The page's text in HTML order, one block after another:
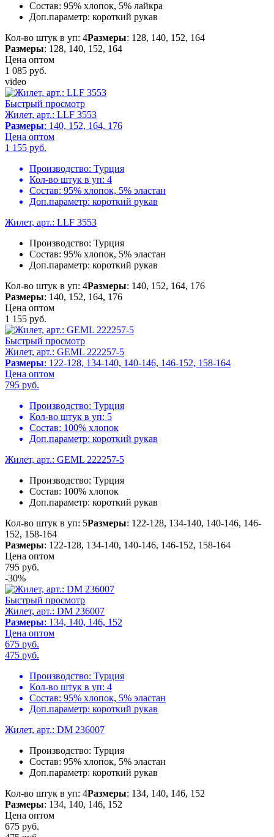
Состав: 95% хлопок, 5% лайкра
Доп.параметр: короткий рукав
Кол-во штук в уп: 4Размеры: 128, 140, 152, 164
Размеры: 128, 140, 152, 164
Цена оптом
1 085 руб.
video
Быстрый просмотр
Жилет, арт.: LLF 3553
Размеры: 140, 152, 164, 176
Цена оптом
1 155 руб.
Производство: Турция
Кол-во штук в уп: 4
Состав: 95% хлопок, 5% эластан
Доп.параметр: короткий рукав
Жилет, арт.: LLF 3553
Производство: Турция
Состав: 95% хлопок, 5% эластан
Доп.параметр: короткий рукав
Кол-во штук в уп: 4Размеры: 140, 152, 164, 176
Размеры: 140, 152, 164, 176
Цена оптом
1 155 руб.
Быстрый просмотр
Жилет, арт.: GEML 222257-5
Размеры: 122-128, 134-140, 140-146, 146-152, 158-164
Цена оптом
795 руб.
Производство: Турция
Кол-во штук в уп: 5
Состав: 100% хлопок
Доп.параметр: короткий рукав
Жилет, арт.: GEML 222257-5
Производство: Турция
Состав: 100% хлопок
Доп.параметр: короткий рукав
Кол-во штук в уп: 5Размеры: 122-128, 134-140, 140-146, 146-
152, 158-164
Размеры: 122-128, 134-140, 140-146, 146-152, 158-164
Цена оптом
795 руб.
-30%
Быстрый просмотр
Жилет, арт.: DM 236007
Размеры: 134, 140, 146, 152
Цена оптом
675 руб.
475 руб.
Производство: Турция
Кол-во штук в уп: 4
Состав: 95% хлопок, 5% эластан
Доп.параметр: короткий рукав
Жилет, арт.: DM 236007
Производство: Турция
Состав: 95% хлопок, 5% эластан
Доп.параметр: короткий рукав
Кол-во штук в уп: 4Размеры: 134, 140, 146, 152
Размеры: 134, 140, 146, 152
Цена оптом
675 руб.